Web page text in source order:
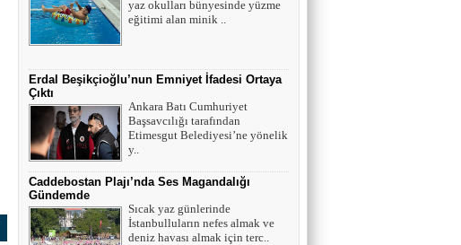
yaz okulları bünyesinde yüzme
eğitimi alan minik ..
Erdal Beşikçioğlu’nun Emniyet İfadesi Ortaya
Çıktı
Ankara Batı Cumhuriyet
Başsavcılığı tarafından
Etimesgut Belediyesi’ne yönelik
y..
Caddebostan Plajı’nda Ses Magandalığı
Gündemde
Sıcak yaz günlerinde
İstanbulluların nefes almak ve
deniz havası almak için terc..